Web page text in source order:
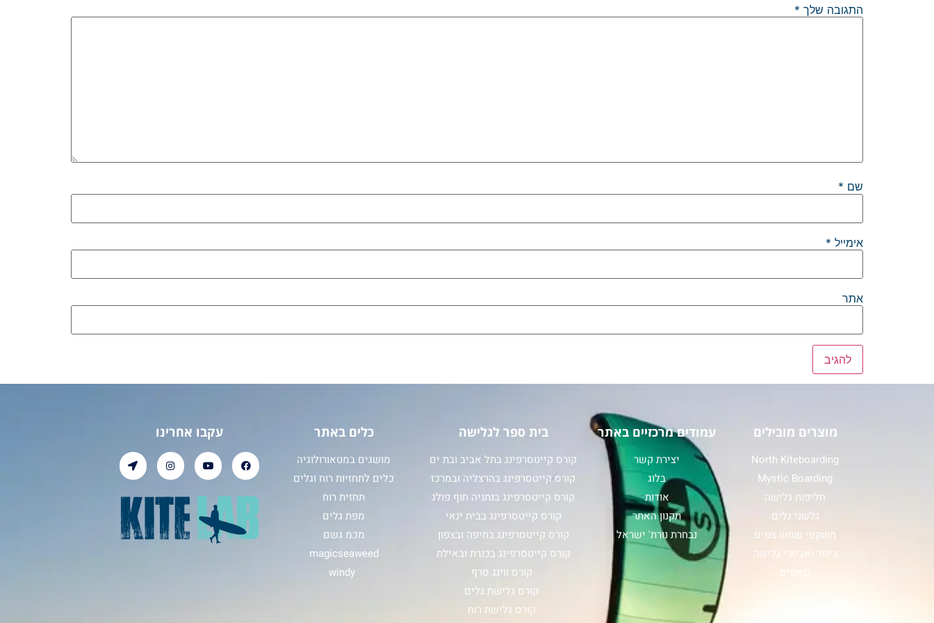
התגובה שלך *
שם *
אימייל *
אתר
מוצרים מובילים
North Kiteboarding
Mystic Boarding
חליפות גלישה
גלשני גלים
משקפי שמש צפים
ביגוד ואביזרי גלישה
סאפים
עמודים מרכזיים באתר
יצירת קשר
בלוג
אודות
תקנון האתר
נבחרת נורת' ישראל
בית ספר לגלישה
קורס קייטסרפינג בתל אביב ובת ים
קורס קייטסרפינג בהרצליה ובמרכז
קורס קייטסרפינג בנתניה חוף פולג
קורס קייטסרפינג בבית ינאי
קורס קייטסרפינג בחיפה ובצפון
קורס קייטסרפינג בכנרת ובאילת
קורס ווינג סרף
קורס גלישת גלים
קורס גלישת רוח
כלים באתר
מושגים במטאורולוגיה
כלים לתחזיות רוח וגלים
תחזית רוח
מפת גלים
מכמ גשם
magicseaweed
windy
עקבו אחרינו